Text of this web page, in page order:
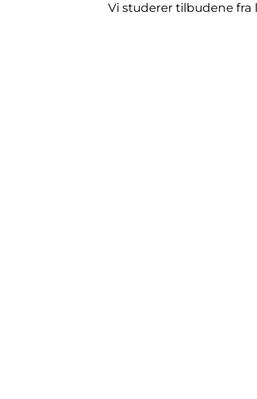
Vi studerer tilbudene fra